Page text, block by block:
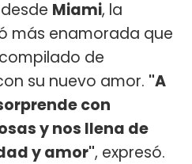
Miami, la
más enamorada que
de
su nuevo amor. "A
con
y nos llena de
y amor", expresó.